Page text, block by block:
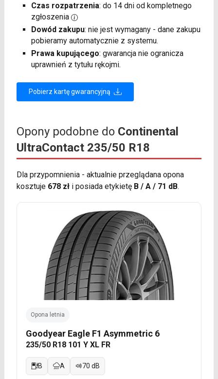
Czas rozpatrzenia: do 14 dni od kompletnego
zgłoszenia
Dowód zakupu: nie jest wymagany - dane zakupu
pobieramy automatycznie z systemu.
Prawa kupującego: gwarancja nie ogranicza
uprawnień z tytułu rękojmi.
Pobierz kartę gwarancyjną
Opony podobne do Continental
UltraContact 235/50 R18
Dla przypomnienia - aktualnie przeglądana opona
kosztuje 678 złi posiada etykietę B / A / 71 dB.
Opona letnia
Goodyear Eagle F1 Asymmetric 6
235/50 R18 101 Y XL FR
B A 70 dB